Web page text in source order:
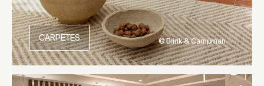
CARPETES © Brink & Campman